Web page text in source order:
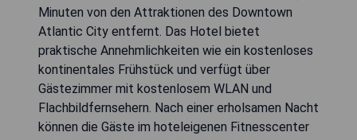
Minuten von den Attraktionen des Downtown
Atlantic City entfernt. Das Hotel bietet
praktische Annehmlichkeiten wie ein kostenloses
kontinentales Frühstück und verfügt über
Gästezimmer mit kostenlosem WLAN und
Flachbildfernsehern. Nach einer erholsamen Nacht
können die Gäste im hoteleigenen Fitnesscenter